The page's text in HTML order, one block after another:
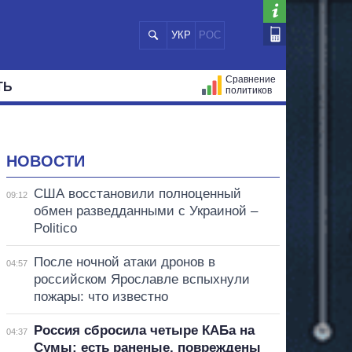
УКР РОС
Сравнение
политиков
НОВОСТИ
09:12
США восстановили полноценный
обмен разведданными с Украиной –
Politico
04:57
После ночной атаки дронов в
российском Ярославле вспыхнули
пожары: что известно
04:37
Россия сбросила четыре КАБа на
Сумы: есть раненые, повреждены